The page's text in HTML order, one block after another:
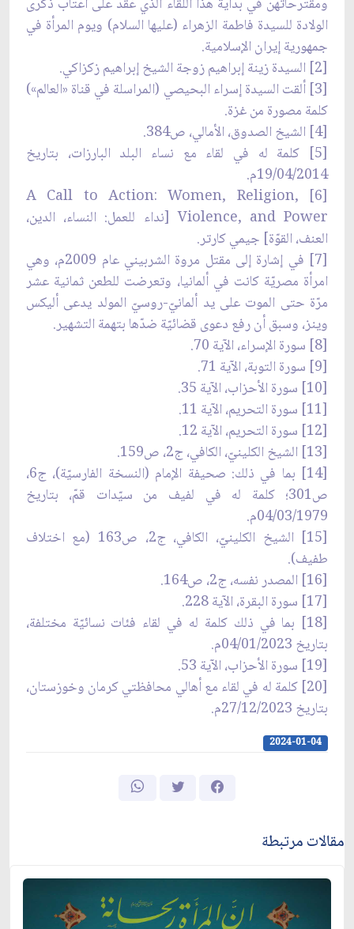
الولادة للسيدة فاطمة الزهراء (عليها السلام) ويوم المرأة في
جمهورية إيران الإسلامية.
[2] السيدة زينة إبراهيم زوجة الشيخ إبراهيم زكزاكي.
[3] ألقت السيدة إسراء البحيصي (المراسلة في قناة «العالم»)
كلمة مصورة من غزة.
[4] الشيخ الصدوق، الأمالي، ص384.
[5] كلمة له في لقاء مع نساء البلد البارزات، بتاريخ
19/04/2014م.
[6] A Call to Action: Women, Religion,
Violence, and Power [نداء للعمل: النساء، الدين،
العنف، القوّة] جيمي كارتر.
[7] في إشارة إلى مقتل مروة الشربيني عام 2009م، وهي
امرأة مصريّة كانت في ألمانيا، وتعرضت للطعن ثمانية عشر
مرّة حتى الموت على يد ألمانيّ-روسيّ المولد يدعى أليكس
وينز، وسبق أن رفع دعوى قضائيّة ضدّها بتهمة التشهير.
[8] سورة الإسراء، الآية 70.
[9] سورة التوبة، الآية 71.
[10] سورة الأحزاب، الآية 35.
[11] سورة التحريم، الآية 11.
[12] سورة التحريم، الآية 12.
[13] الشيخ الكلينيّ، الكافي، ج2، ص159.
[14] بما في ذلك: صحيفة الإمام (النسخة الفارسيّة)، ج6،
ص301؛ كلمة له في لفيف من سيّدات قمّ، بتاريخ
04/03/1979م.
[15] الشيخ الكلينيّ، الكافي، ج2، ص163 (مع اختلاف
طفيف).
[16] المصدر نفسه، ج2، ص164.
[17] سورة البقرة، الآية 228.
[18] بما في ذلك كلمة له في لقاء فئات نسائيّة مختلفة،
بتاريخ 04/01/2023م.
[19] سورة الأحزاب، الآية 53.
[20] كلمة له في لقاء مع أهالي محافظتي كرمان وخوزستان،
بتاريخ 27/12/2023م.
2024-01-04
مقالات مرتبطة